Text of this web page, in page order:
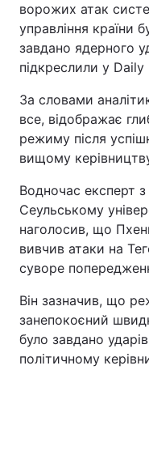
ворожих атак
управління країни
завдано ядерного
підкреслили у Daily
За словами
все, відображає
режиму після
вищому
Водночас експерт з
Сеульському
наголосив, що
вивчив атаки на
суворе
Він зазначив, що
занепокоєний
було завдано
політичному